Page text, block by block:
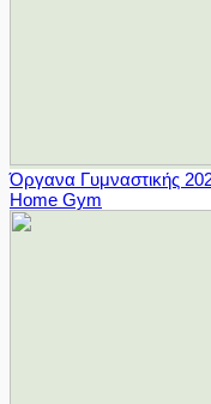
Όργανα Γυμναστικής
Home Gym